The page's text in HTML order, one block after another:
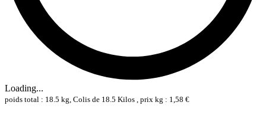
Loading...
poids total : 18.5 kg, Colis de 18.5 Kilos , prix kg : 1,58 €